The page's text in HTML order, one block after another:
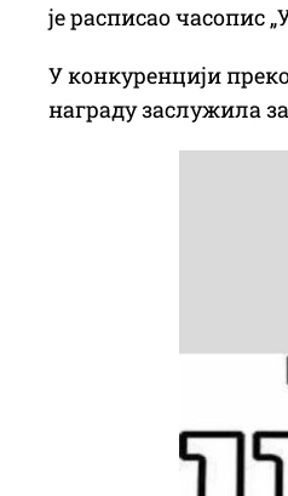
је расписао часопис
У конкуренцији
награду заслужила